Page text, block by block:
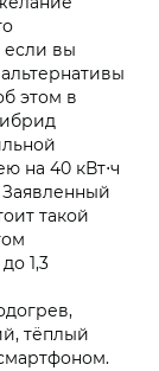
вы
этом в
на 40 кВт⋅ч
такой
1,3
тёплый